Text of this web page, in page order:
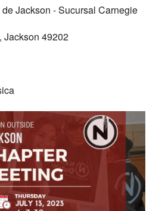
Jackson - Sucursal Carnegie
Jackson 49202